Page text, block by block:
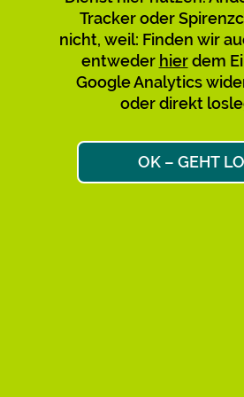
Verwirrung mit den
zu vermeiden,
diese nicht mehr zu
teilen. Bitte sagt’s
Max & Max
Tracker oder
nicht, weil: Finden wir
entweder hierdem
Google Analytics
oder direkt
OK – GEHT